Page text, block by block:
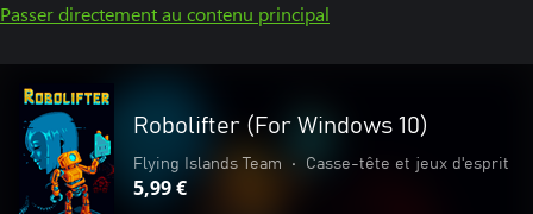
Passer directement au contenu principal
Robolifter (For Windows 10)
Flying Islands Team • Casse-tête et jeux d'esprit
5,99 €